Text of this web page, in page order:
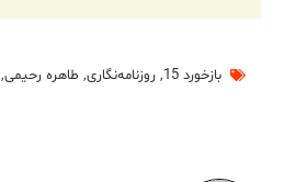
بازخورد 15 , روزنامه‌نگاری, طاهره رحیمی,